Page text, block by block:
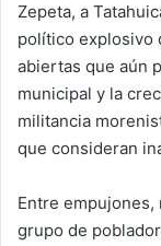
Zepeta, a
político explosivo
abiertas que aún
municipal y la
militancia
que consideran
Entre empujones,
grupo de